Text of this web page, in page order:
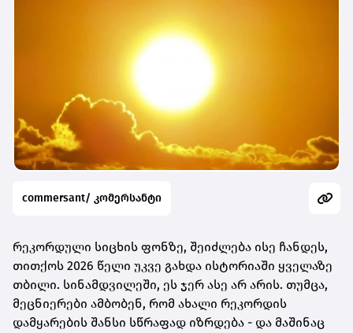
commersant/ კომერსანტი
რეკორდული სიცხის ფონზე, შეიძლება ისე ჩანდეს,
თითქოს 2026 წელი უკვე გახდა ისტორიაში ყველაზე
თბილი. სინამდვილეში, ეს ჯერ ასე არ არის. თუმცა,
მეცნიერები ამბობენ, რომ ახალი რეკორდის
დამყარების შანსი სწრაფად იზრდება - და მაშინაც